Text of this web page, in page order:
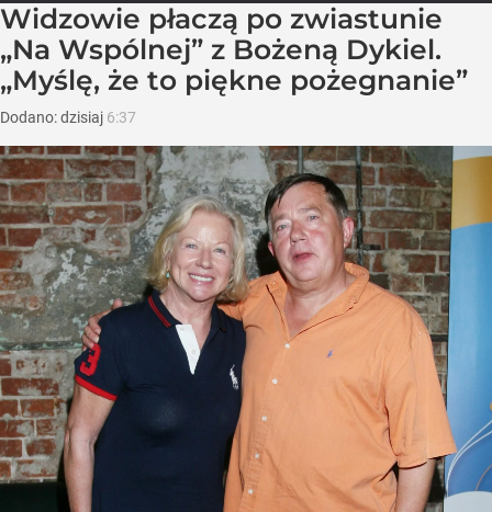
Widzowie płaczą po zwiastunie
„Na Wspólnej” z Bożeną Dykiel.
„Myślę, że to piękne pożegnanie”
Dodano:dzisiaj 6:37